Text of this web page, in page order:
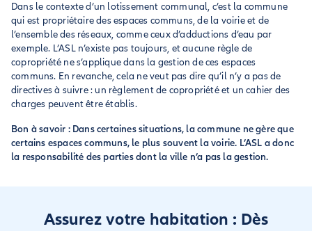
Dans le contexte d’un lotissement communal, c’est la commune
qui est propriétaire des espaces communs, de la voirie et de
l’ensemble des réseaux, comme ceux d’adductions d’eau par
exemple. L’ASL n’existe pas toujours, et aucune règle de
copropriété ne s’applique dans la gestion de ces espaces
communs. En revanche, cela ne veut pas dire qu’il n’y a pas de
directives à suivre : un règlement de copropriété et un cahier des
charges peuvent être établis.
Bon à savoir : Dans certaines situations, la commune ne gère que
certains espaces communs, le plus souvent la voirie. L’ASL a donc
la responsabilité des parties dont la ville n’a pas la gestion.
Assurez votre habitation : Dès